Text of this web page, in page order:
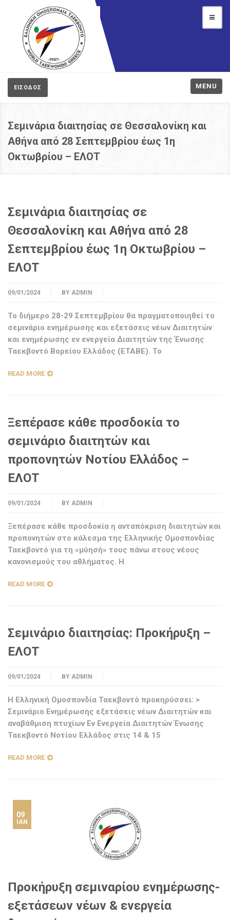
ΕΙΣΟΔΟΣ MENU
Σεμινάρια διαιτησίας σε Θεσσαλονίκη και
Αθήνα από 28 Σεπτεμβρίου έως 1η
Οκτωβρίου – ΕΛΟΤ
Σεμινάρια διαιτησίας σε
Θεσσαλονίκη και Αθήνα από 28
Σεπτεμβρίου έως 1η Οκτωβρίου –
ΕΛΟΤ
09/01/2024 BY ADMIN
Το διήμερο 28-29 Σεπτεμβρίου θα πραγματοποιηθεί το
σεμινάριο ενημέρωσης και εξετάσεις νέων Διαιτητών
και ενημέρωσης εν ενεργεία Διαιτητών της Ένωσης
Ταεκβοντό Βορείου Ελλάδος (ΕΤΑΒΕ). Το
READ MORE
Ξεπέρασε κάθε προσδοκία το
σεμινάριο διαιτητών και
προπονητών Νοτίου Ελλάδος –
ΕΛΟΤ
09/01/2024 BY ADMIN
Ξεπέρασε κάθε προσδοκία η ανταπόκριση διαιτητών και
προπονητών στο κάλεσμα της Ελληνικής Ομοσπονδίας
Ταεκβοντό για τη «μύησή» τους πάνω στους νέους
κανονισμούς του αθλήματος. Η
READ MORE
Σεμινάριο διαιτησίας: Προκήρυξη –
ΕΛΟΤ
09/01/2024 BY ADMIN
Η Ελληνική Ομοσπονδία Ταεκβοντό προκηρύσσει: >
Σεμινάριο Ενημέρωσης εξετάσεις νέων Διαιτητών και
αναβάθμιση πτυχίων Eν Ενεργεία Διαιτητών Ένωσης
Ταεκβοντό Νοτίου Ελλάδος στις 14 & 15
READ MORE
09
ΙΑΝ
Προκήρυξη σεμιναρίου ενημέρωσης-
εξετάσεων νέων & ενεργεία